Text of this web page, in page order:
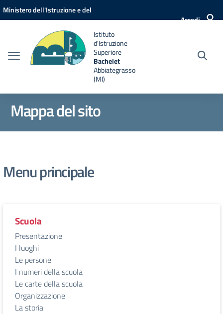
Vai ai contenuti
Vai al menu di navigazione
Vai al footer
Ministero dell'Istruzione e del
Accedi
Istituto
d'Istruzione
Superiore
Bachelet
Abbiategrasso
(MI)
Mappa del sito
Menu principale
Scuola
Presentazione
I luoghi
Le persone
I numeri della scuola
Le carte della scuola
Organizzazione
La storia